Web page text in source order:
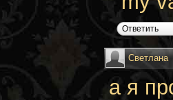
Ответить
Светлана
а я